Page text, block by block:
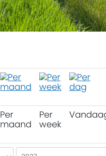
Per
maand
Per
week